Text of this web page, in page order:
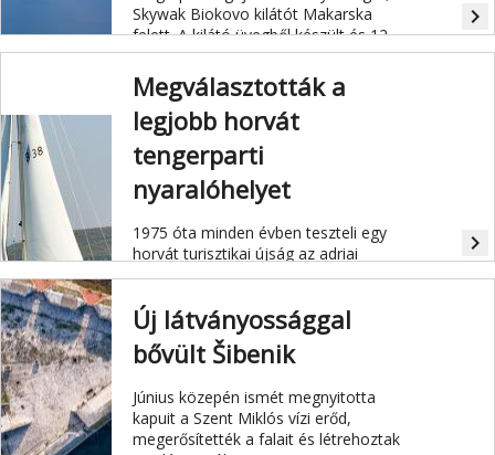
Skywak Biokovo kilátót Makarska
felett. A kilátó üvegből készült és 12
méterre nyúlik ki a hegy sziklájáról,
alatta 100 méteres mélység terül el.
navigate_next
Megválasztották a
legjobb horvát
tengerparti
nyaralóhelyet
1975 óta minden évben teszteli egy
horvát turisztikai újság az adriai
tengerpart nyaralóhelyeit. Az idei
Korčula szigetén található.
navigate_next
Új látványossággal
bővült Šibenik
Június közepén ismét megnyitotta
kapuit a Szent Miklós vízi erőd,
megerősítették a falait és létrehoztak